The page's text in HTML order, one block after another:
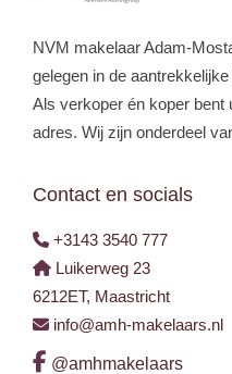
NVM makelaar Adam-
gelegen in de
Als verkoper én koper bent
adres. Wij zijn onderdeel
Contact en socials
+3143 3540 777
Luikerweg 23
6212ET, Maastricht
info@amh-makelaars.nl
@amhmakelaars